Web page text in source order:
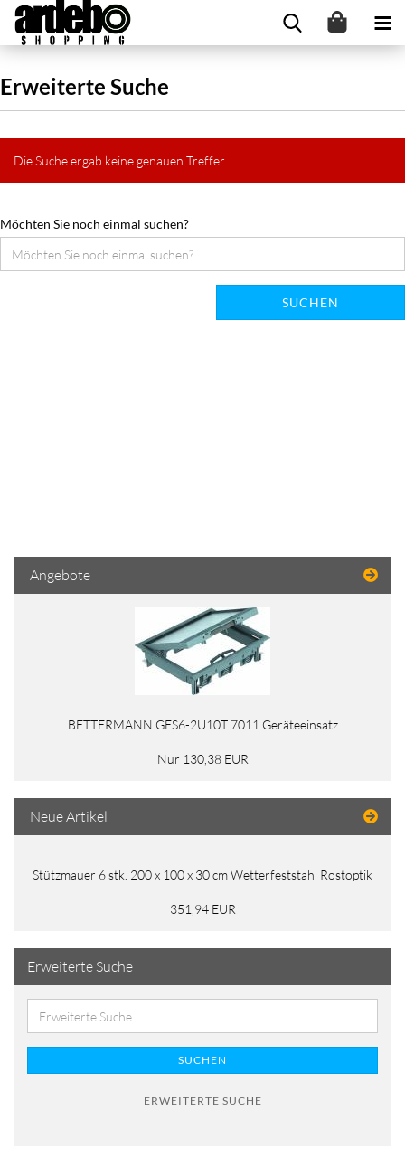
Erweiterte Suche
Die Suche ergab keine genauen Treffer.
Möchten Sie noch einmal suchen?
SUCHEN
Angebote
BETTERMANN GES6-2U10T 7011 Geräteeinsatz
Nur 130,38 EUR
Neue Artikel
Stützmauer 6 stk. 200 x 100 x 30 cm Wetterfeststahl Rostoptik
351,94 EUR
Erweiterte Suche
SUCHEN
ERWEITERTE SUCHE